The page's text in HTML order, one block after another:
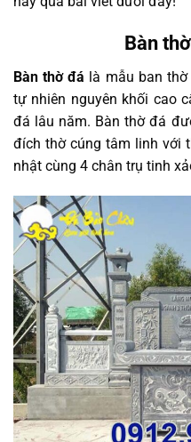
Bàn
Bàn thờ đá là mẫu ban
tự nhiên nguyên khối cao
đá lâu năm. Bàn thờ đá
đích thờ cúng tâm linh với
nhật cùng 4 chân trụ tinh